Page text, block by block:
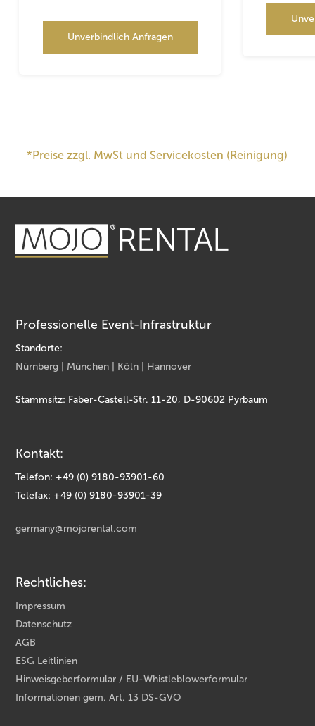
Unverbindlich Anfragen
*Preise zzgl. MwSt und Servicekosten (Reinigung)
Professionelle Event-Infrastruktur
Standorte:
Nürnberg | München | Köln | Hannover
Stammsitz: Faber-Castell-Str. 11-20, D-90602 Pyrbaum
Kontakt:
Telefon: +49 (0) 9180-93901-60
Telefax: +49 (0) 9180-93901-39
germany@mojorental.com
Rechtliches:
Impressum
Datenschutz
AGB
ESG Leitlinien
Hinweisgeberformular / EU-Whistleblowerformular
Informationen gem. Art. 13 DS-GVO